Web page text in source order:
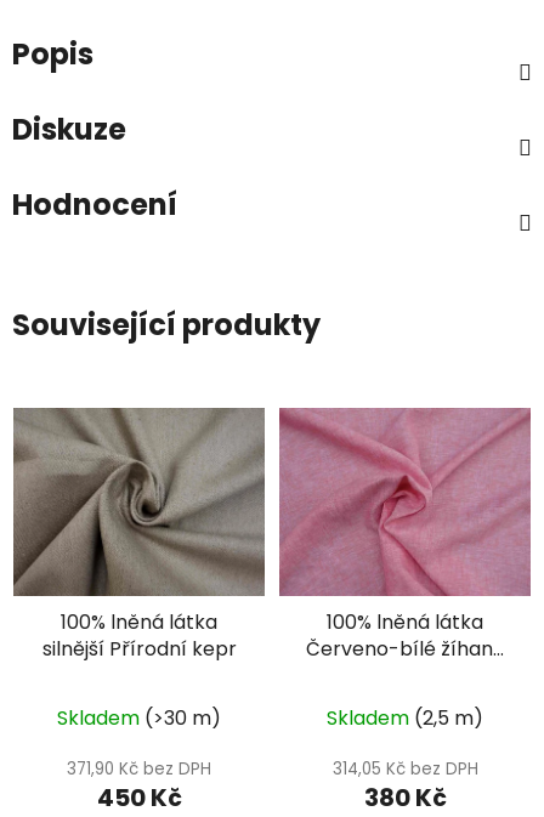
Popis
Diskuze
Hodnocení
Související produkty
100% lněná látka
silnější Přírodní kepr
Skladem (>30 m)
371,90 Kč bez DPH
450 Kč
100% lněná látka
Červeno-bílé žíhané
Skladem (2,5 m)
314,05 Kč bez DPH
380 Kč